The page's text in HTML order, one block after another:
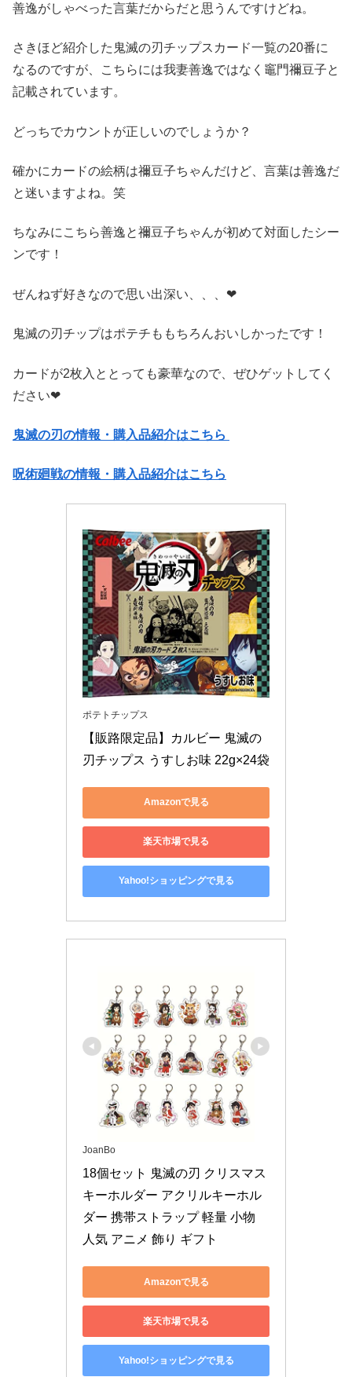
善逸がしゃべった言葉だからだと思うんですけどね。
さきほど紹介した鬼滅の刃チップスカード一覧の20番に
なるのですが、こちらには我妻善逸ではなく竈門禰豆子と
記載されています。
どっちでカウントが正しいのでしょうか？
確かにカードの絵柄は禰豆子ちゃんだけど、言葉は善逸だ
と迷いますよね。笑
ちなみにこちら善逸と禰豆子ちゃんが初めて対面したシー
ンです！
ぜんねず好きなので思い出深い、、、❤
鬼滅の刃チップはポテチももちろんおいしかったです！
カードが2枚入ととっても豪華なので、ぜひゲットしてく
ださい❤
鬼滅の刃の情報・購入品紹介はこちら
呪術廻戦の情報・購入品紹介はこちら
ポテトチップス
【販路限定品】カルビー 鬼滅の
刃チップス うすしお味 22g×24袋
Amazonで見る
楽天市場で見る
Yahoo!ショッピングで見る
JoanBo
18個セット 鬼滅の刃 クリスマス
キーホルダー アクリルキーホル
ダー 携帯ストラップ 軽量 小物
人気 アニメ 飾り ギフト
Amazonで見る
楽天市場で見る
Yahoo!ショッピングで見る